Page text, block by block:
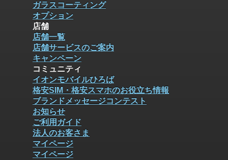
ガラスコーティング
オプション
店舗
店舗一覧
店舗サービスのご案内
キャンペーン
コミュニティ
イオンモバイルひろば
格安SIM・格安スマホのお役立ち情報
ブランドメッセージコンテスト
お知らせ
ご利用ガイド
法人のお客さま
マイページ
マイページ